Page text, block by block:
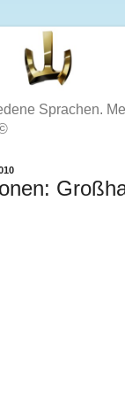
Sprachen.